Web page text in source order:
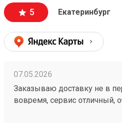
сохранности , и сотрудники
, выгрузке 🙌🏻 Заказ
5 Екатеринбург
07.05.2026
Заказываю доставку не в
вовремя, сервис отличный,